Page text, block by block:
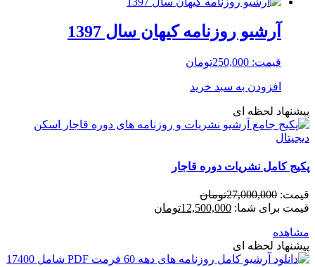
آرشیو روزنامه کیهان سال 1397
قیمت: 250,000تومان
افزودن به سبد خرید
پیشنهاد لحظه ای
پکیج کامل نشریات دوره قاجار
قیمت: 27,000,000تومان
قیمت برای شما: 12,500,000تومان
مشاهده
پیشنهاد لحظه ای